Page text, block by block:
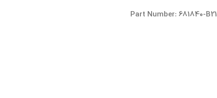
Part Number: 681840-B21